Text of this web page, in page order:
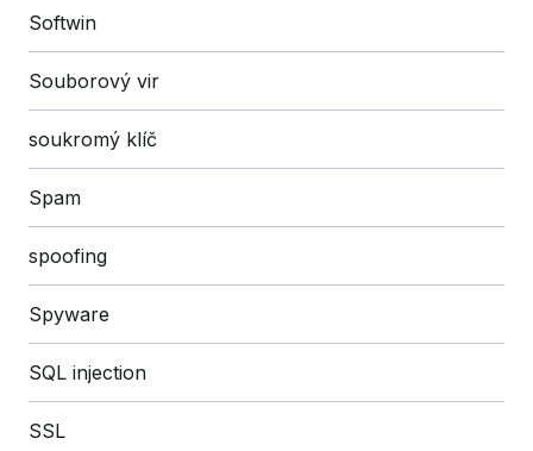
Softwin
Souborový vir
soukromý klíč
Spam
spoofing
Spyware
SQL injection
SSL